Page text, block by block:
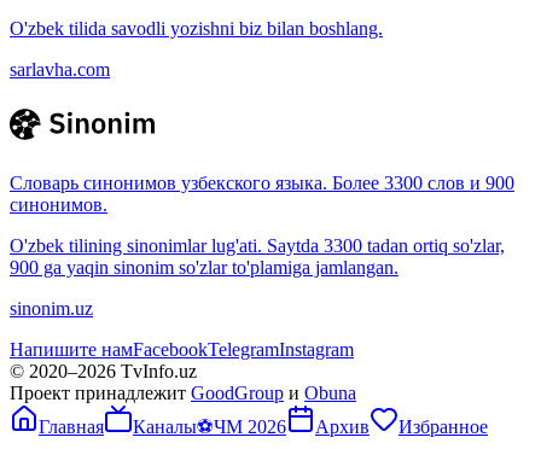
O'zbek tilida savodli yozishni biz bilan boshlang.
sarlavha.com
Словарь синонимов узбекского языка. Более 3300 слов и 900
синонимов.
O'zbek tilining sinonimlar lug'ati. Saytda 3300 tadan ortiq so'zlar,
900 ga yaqin sinonim so'zlar to'plamiga jamlangan.
sinonim.uz
Напишите намFacebookTelegramInstagram
© 2020–2026 TvInfo.uz
Проект принадлежит GoodGroup и Obuna
Главная
Каналы⚽ЧМ 2026 Архив Избранное